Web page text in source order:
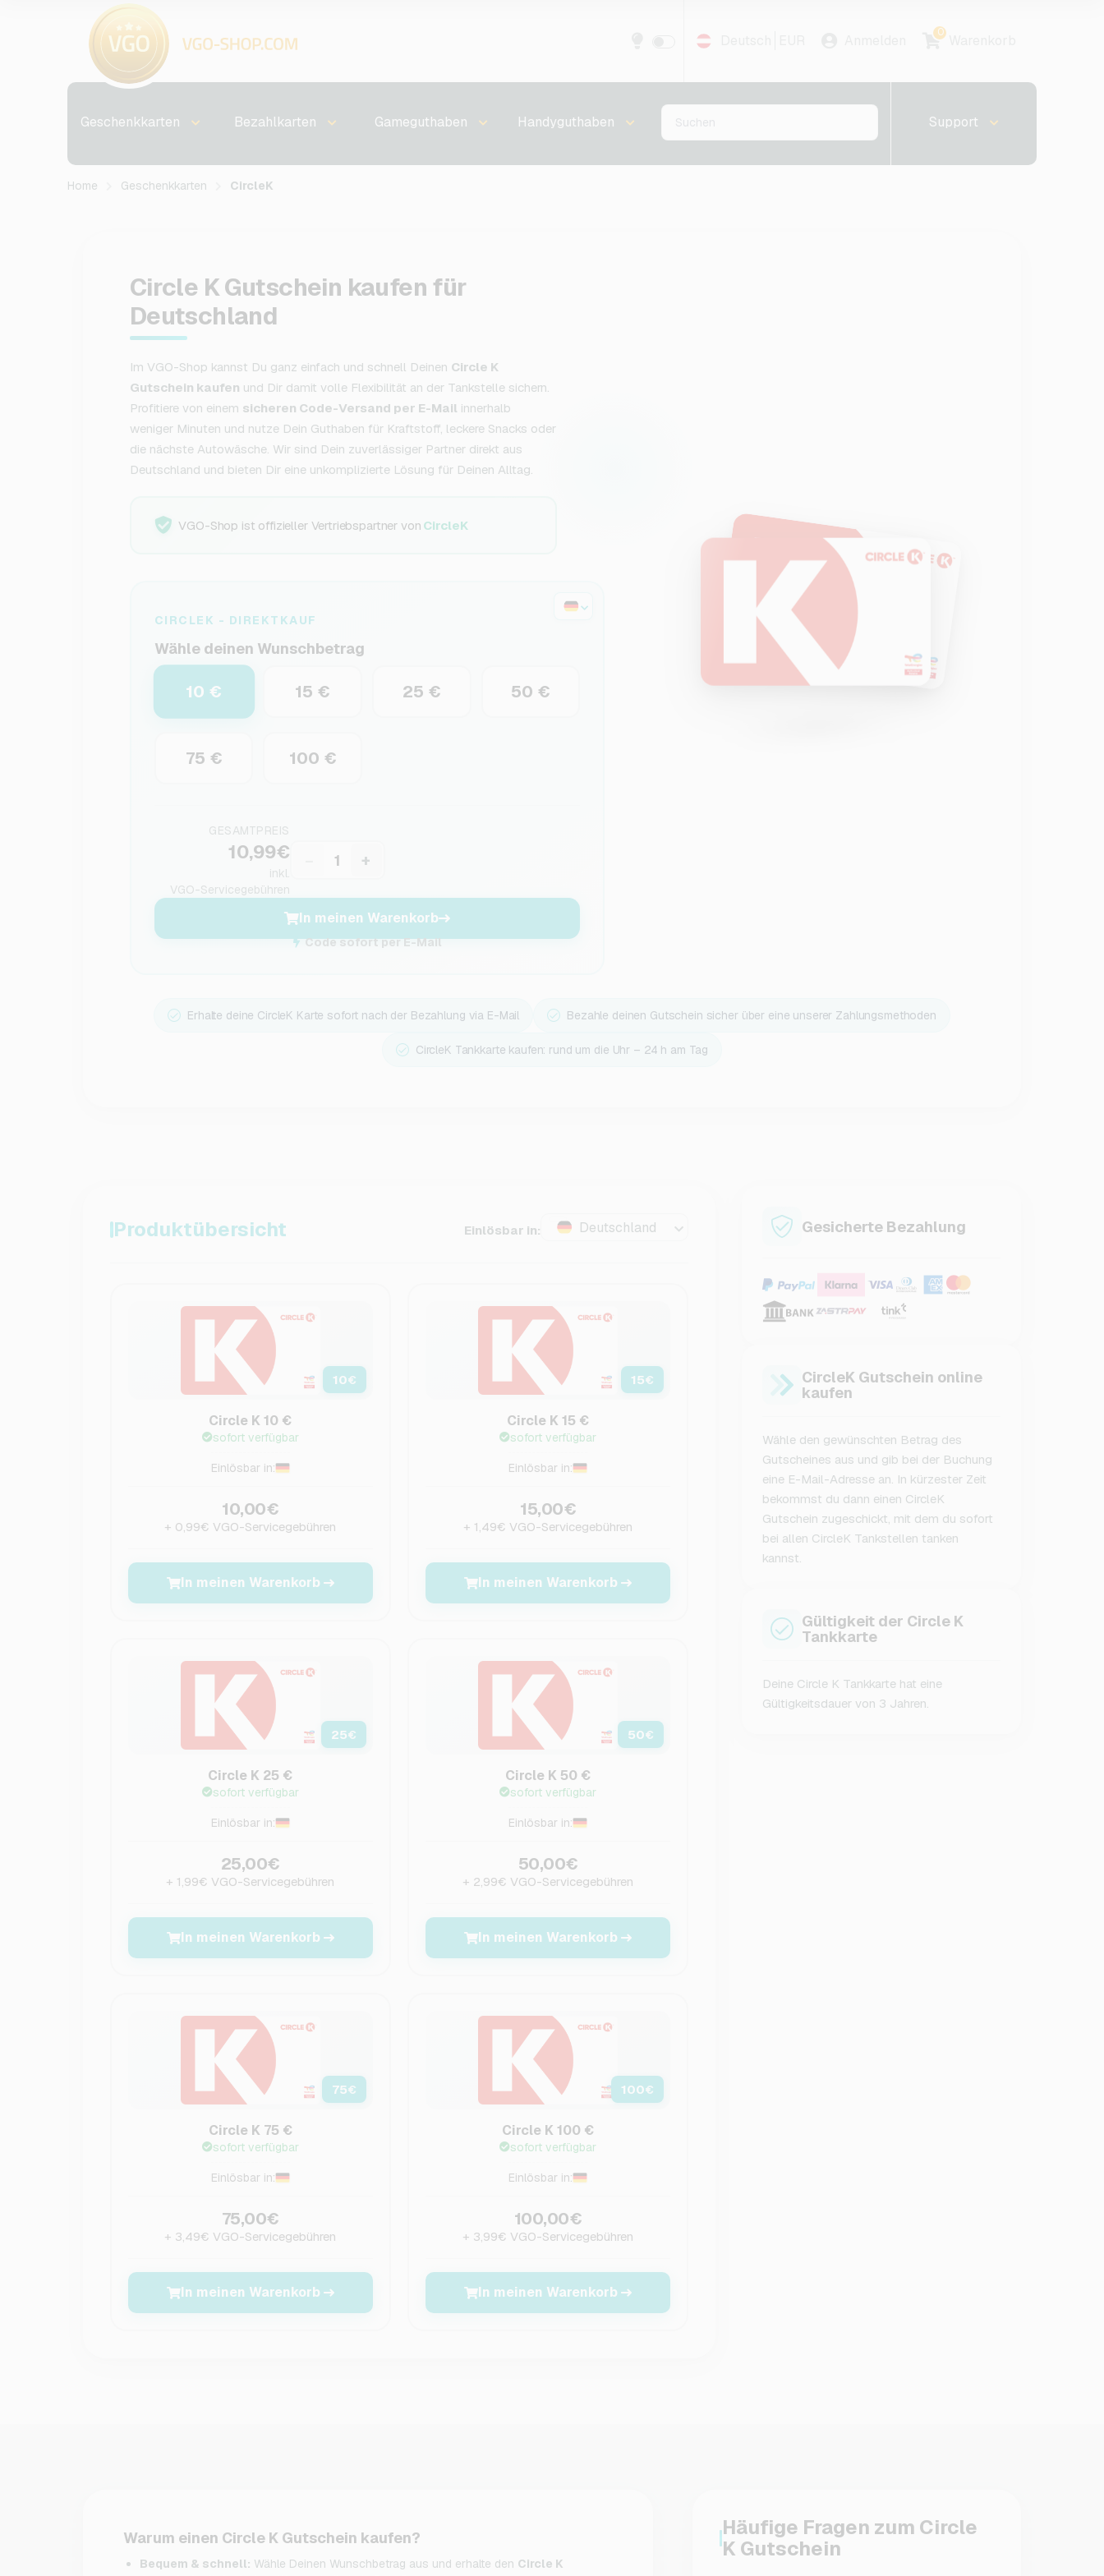
0
Geschenkkarten Bezahlkarten Gameguthaben Handyguthaben Support
Home Geschenkkarten CircleK
Circle K Gutschein kaufen für
Deutschland
Im VGO-Shop kannst Du ganz einfach und schnell Deinen Circle K
Gutschein kaufen und Dir damit volle Flexibilität an der Tankstelle sichern.
Profitiere von einem sicheren Code-Versand per E-Mail innerhalb
weniger Minuten und nutze Dein Guthaben für Kraftstoff, leckere Snacks oder
die nächste Autowäsche. Wir sind Dein zuverlässiger Partner direkt aus
Deutschland und bieten Dir eine unkomplizierte Lösung für Deinen Alltag.
VGO-Shop ist offizieller Vertriebspartner von CircleK
CIRCLEK - DIREKTKAUF
Wähle deinen Wunschbetrag
10 € 15 € 25 € 50 €
75 € 100 €
GESAMTPREIS
10,99€
inkl.
VGO-Servicegebühren
+
In meinen Warenkorb
Code sofort per E-Mail
Erhalte deine CircleK Karte sofort nach der Bezahlung via E-Mail Bezahle deinen Gutschein sicher über eine unserer Zahlungsmethoden
CircleK Tankkarte kaufen: rund um die Uhr – 24 h am Tag
Produktübersicht Einlösbar in: Deutschland
10€
Circle K 10 €
sofort verfügbar
Einlösbar in:
10,00€
+ 0,99€ VGO-Servicegebühren
In meinen Warenkorb
15€
Circle K 15 €
sofort verfügbar
Einlösbar in:
15,00€
+ 1,49€ VGO-Servicegebühren
In meinen Warenkorb
25€
Circle K 25 €
sofort verfügbar
Einlösbar in:
25,00€
+ 1,99€ VGO-Servicegebühren
In meinen Warenkorb
50€
Circle K 50 €
sofort verfügbar
Einlösbar in:
50,00€
+ 2,99€ VGO-Servicegebühren
In meinen Warenkorb
75€
Circle K 75 €
sofort verfügbar
Einlösbar in:
75,00€
+ 3,49€ VGO-Servicegebühren
In meinen Warenkorb
100€
Circle K 100 €
sofort verfügbar
Einlösbar in:
100,00€
+ 3,99€ VGO-Servicegebühren
In meinen Warenkorb
Gesicherte Bezahlung
CircleK Gutschein online
kaufen
Wähle den gewünschten Betrag des
Gutscheines aus und gib bei der Buchung
eine E-Mail-Adresse an. In kürzester Zeit
bekommst du dann einen CircleK
Gutschein zugeschickt, mit dem du sofort
bei allen CircleK Tankstellen tanken
kannst.
Gültigkeit der Circle K
Tankkarte
Deine Circle K Tankkarte hat eine
Gültigkeitsdauer von 3 Jahren.
Warum einen Circle K Gutschein kaufen?
Bequem & schnell: Wähle Deinen Wunschbetrag aus und erhalte den Circle K
Häufige Fragen zum Circle
K Gutschein